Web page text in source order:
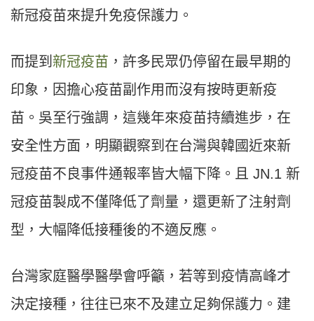
新冠疫苗來提升免疫保護力。
而提到 新冠疫苗 ，許多民眾仍停留在最早期的
印象，因擔心疫苗副作用而沒有按時更新疫
苗。吳至行強調，這幾年來疫苗持續進步，在
安全性方面，明顯觀察到在台灣與韓國近來新
冠疫苗不良事件通報率皆大幅下降。且 JN.1 新
冠疫苗製成不僅降低了劑量，還更新了注射劑
型，大幅降低接種後的不適反應。
台灣家庭醫學醫學會呼籲，若等到疫情高峰才
決定接種，往往已來不及建立足夠保護力。建